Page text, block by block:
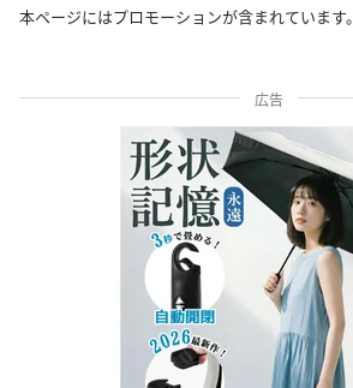
本ページにはプロモーションが含まれています。
広告